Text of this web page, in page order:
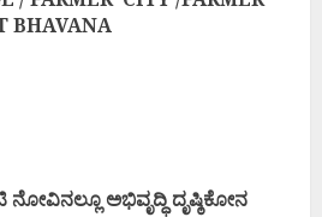
BHAVANA
ಅಭಿವೃದ್ಧಿ ದೃಷ್ಠಿಕೋನ